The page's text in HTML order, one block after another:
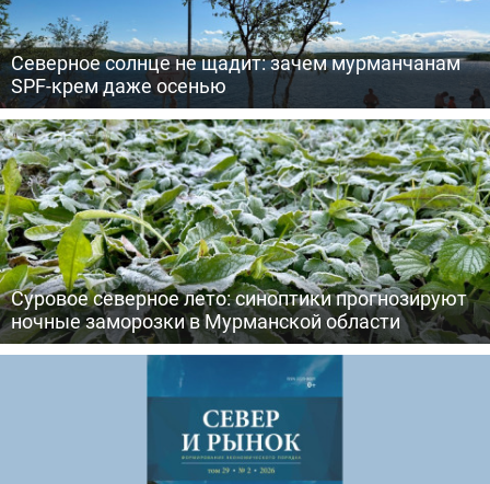
Северное солнце не щадит: зачем мурманчанам
SPF-крем даже осенью
Суровое северное лето: синоптики прогнозируют
ночные заморозки в Мурманской области